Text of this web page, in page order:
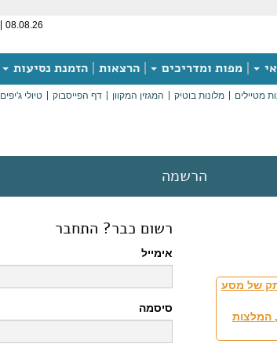
08.08.26
מפות ומדריכים הרצאות הזמנת נסיעות
מטיילים מלונות בוטיק המגזין המקוון דף הפייסבוק טיולי ג'יפים
הרשמה
של מסע
המלצות
רשום כבר? התחבר
אימייל
סיסמה